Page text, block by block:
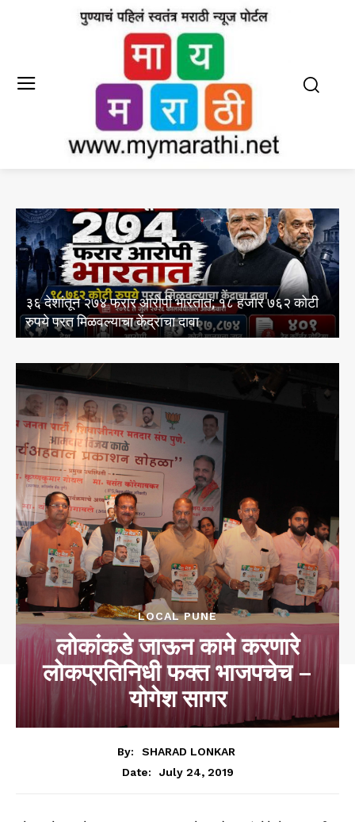
१८ हजार ७६२ कोटी
आयआयएमसी द्वारे इंग्रजी आणि मराठी
अभ्यासक्रमांसाठी 13 ऑगस्ट रोजी थेट
आयोजन
LOCAL PUNE
लोकांकडे जाऊन कामे करणारे
लोकप्रतिनिधी फक्त भाजपचेच –
योगेश सागर
By:
SHARAD LONKAR
Date:
July 24, 2019